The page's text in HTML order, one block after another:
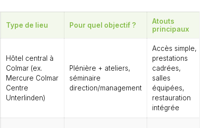
Type de lieu Pour quel objectif ?
Atouts
principaux
Hôtel central à
Colmar (ex.
Mercure Colmar
Centre
Unterlinden)
Plénière + ateliers,
séminaire
direction/management
Accès simple,
prestations
cadrées,
salles
équipées,
restauration
intégrée